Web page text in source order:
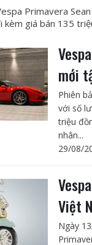
Primavera
kèm giá bán 135
mới
Phiên
với số
triệu
nhân...
29/08/
Việt
Ngày